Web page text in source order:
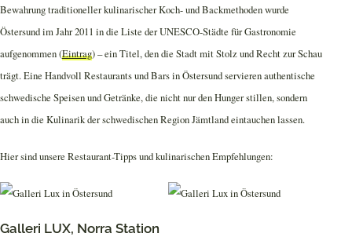
Bewahrung traditioneller kulinarischer Koch- und Backmethoden wurde
Östersund im Jahr 2011 in die Liste der UNESCO-Städte für Gastronomie
aufgenommen (Eintrag) – ein Titel, den die Stadt mit Stolz und Recht zur Schau
trägt. Eine Handvoll Restaurants und Bars in Östersund servieren authentische
schwedische Speisen und Getränke, die nicht nur den Hunger stillen, sondern
auch in die Kulinarik der schwedischen Region Jämtland eintauchen lassen.
Hier sind unsere Restaurant-Tipps und kulinarischen Empfehlungen:
Galleri LUX, Norra Station